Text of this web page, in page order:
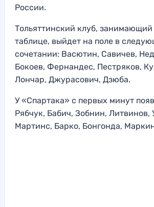
России.
Тольяттинский клуб, занимающий
таблице, выйдет на поле в
сочетании: Васютин, Савичев,
Бокоев, Фернандес, Пестряков,
Лончар, Джурасович, Дзюба.
У «Спартака» с первых минут
Рябчук, Бабич, Зобнин, Литвинов,
Мартинс, Барко, Бонгонда,